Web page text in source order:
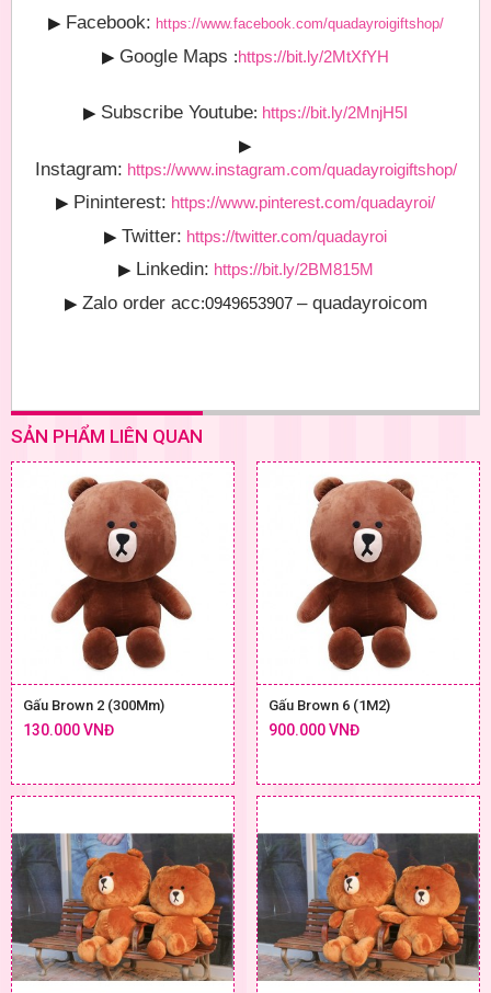
▶ Facebook: https://www.facebook.com/quadayroigiftshop/
▶ Google Maps :https://bit.ly/2MtXfYH
▶ Subscribe Youtube: https://bit.ly/2MnjH5I
▶
Instagram: https://www.instagram.com/quadayroigiftshop/
▶ Pininterest: https://www.pinterest.com/quadayroi/
▶ Twitter: https://twitter.com/quadayroi
▶ Linkedin: https://bit.ly/2BM815M
▶ Zalo order acc:0949653907 – quadayroicom
SẢN PHẨM LIÊN QUAN
Gấu Brown 2 (300Mm)
130.000 VNĐ
Gấu Brown 6 (1M2)
900.000 VNĐ